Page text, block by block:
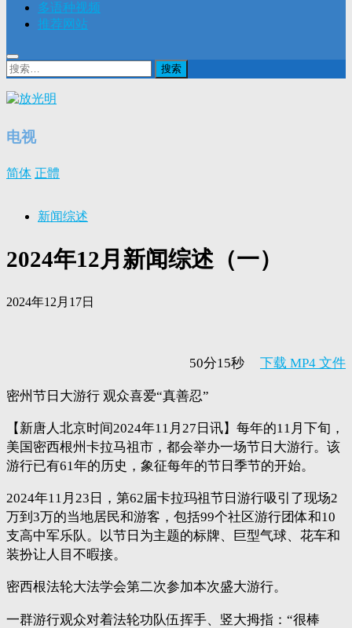
多语种视频
推荐网站
搜
索：
电视
简体 正體
新闻综述
2024年12月新闻综述（一）
2024年12月17日
50分15秒 下载 MP4 文件
密州节日大游行 观众喜爱“真善忍”
【新唐人北京时间2024年11月27日讯】每年的11月下旬，
美国密西根州卡拉马祖市，都会举办一场节日大游行。该
游行已有61年的历史，象征每年的节日季节的开始。
2024年11月23日，第62届卡拉玛祖节日游行吸引了现场2
万到3万的当地居民和游客，包括99个社区游行团体和10
支高中军乐队。以节日为主题的标牌、巨型气球、花车和
装扮让人目不暇接。
密西根法轮大法学会第二次参加本次盛大游行。
一群游行观众对着法轮功队伍挥手、竖大拇指：“很棒